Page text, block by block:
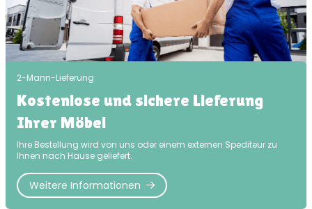
2-Mann-Lieferung
Kostenlose und sichere Lieferung
Ihrer Möbel
Ihre Bestellung wird von uns oder einem externen Spediteur zu
Ihnen nach Hause geliefert.
Weitere Informationen